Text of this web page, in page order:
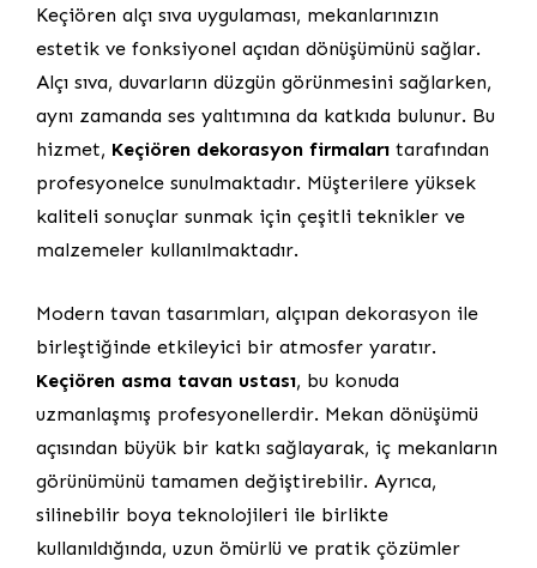
Keçiören alçı sıva uygulaması, mekanlarınızın
estetik ve fonksiyonel açıdan dönüşümünü sağlar.
Alçı sıva, duvarların düzgün görünmesini sağlarken,
aynı zamanda ses yalıtımına da katkıda bulunur. Bu
hizmet, Keçiören dekorasyon firmaları tarafından
profesyonelce sunulmaktadır. Müşterilere yüksek
kaliteli sonuçlar sunmak için çeşitli teknikler ve
malzemeler kullanılmaktadır.
Modern tavan tasarımları, alçıpan dekorasyon ile
birleştiğinde etkileyici bir atmosfer yaratır.
Keçiören asma tavan ustası, bu konuda
uzmanlaşmış profesyonellerdir. Mekan dönüşümü
açısından büyük bir katkı sağlayarak, iç mekanların
görünümünü tamamen değiştirebilir. Ayrıca,
silinebilir boya teknolojileri ile birlikte
kullanıldığında, uzun ömürlü ve pratik çözümler